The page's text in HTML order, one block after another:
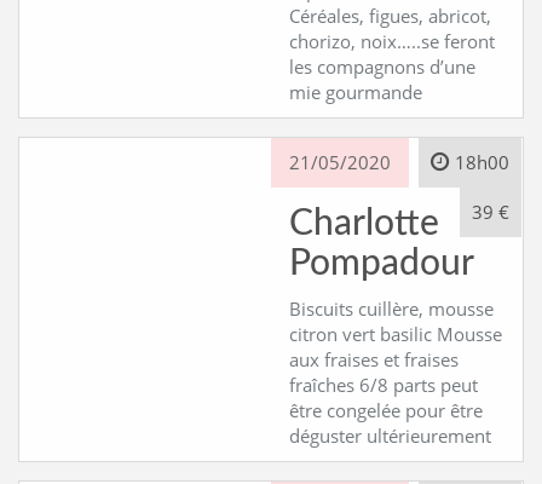
Céréales, figues, abricot,
chorizo, noix…..se feront
les compagnons d’une
mie gourmande
21/05/2020 18h00
39 €
Charlotte
Pompadour
Biscuits cuillère, mousse
citron vert basilic Mousse
aux fraises et fraises
fraîches 6/8 parts peut
être congelée pour être
déguster ultérieurement